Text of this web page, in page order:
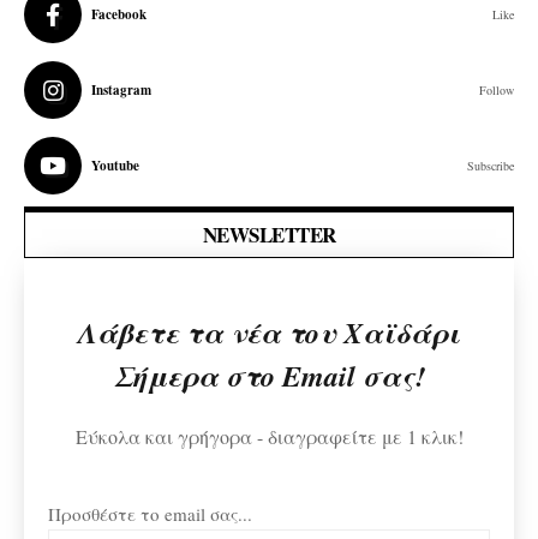
Facebook Like
Instagram Follow
Youtube Subscribe
NEWSLETTER
Λάβετε τα νέα του Χαϊδάρι
Σήμερα στο Email σας!
Εύκολα και γρήγορα - διαγραφείτε με 1 κλικ!
Προσθέστε το email σας...